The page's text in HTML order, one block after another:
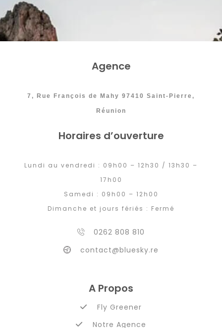
Agence
7, Rue François de Mahy 97410 Saint-Pierre,
Réunion
Horaires d’ouverture
Lundi au vendredi : 09h00 – 12h30 / 13h30 –
17h00
Samedi : 09h00 – 12h00
Dimanche et jours fériés : Fermé
0262 808 810
contact@bluesky.re
A Propos
Fly Greener
Notre Agence